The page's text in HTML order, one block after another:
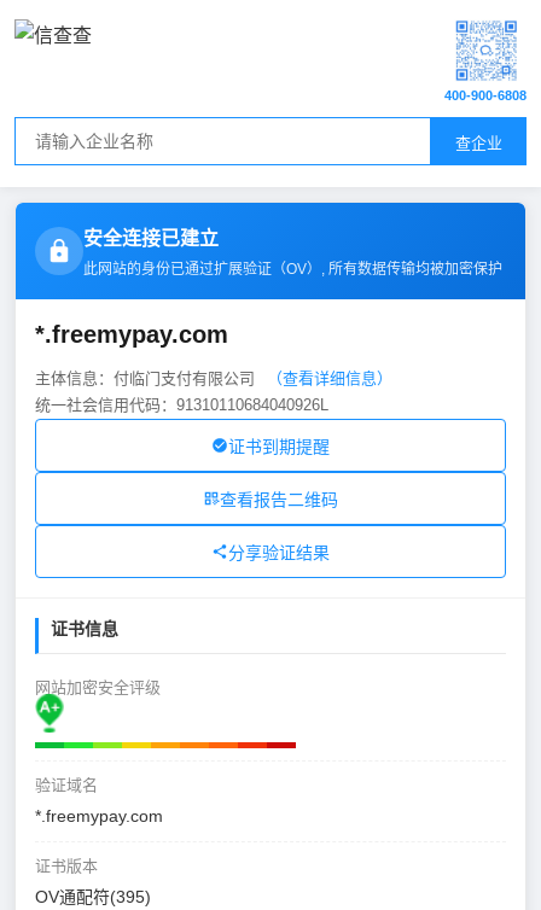
查企业
400-900-6808
安全连接已建立
此网站的身份已通过扩展验证（OV）, 所有数据传输均被加密保护
*.freemypay.com
主体信息：付临门支付有限公司
（查看详细信息）
统一社会信用代码：91310110684040926L
证书到期提醒
查看报告二维码
分享验证结果
证书信息
网站加密安全评级
验证域名
*.freemypay.com
证书版本
OV通配符(395)